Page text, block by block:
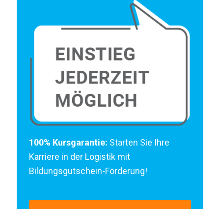
100% Kursgarantie: Starten Sie Ihre
Karriere in der Logistik mit
Bildungsgutschein-Förderung!